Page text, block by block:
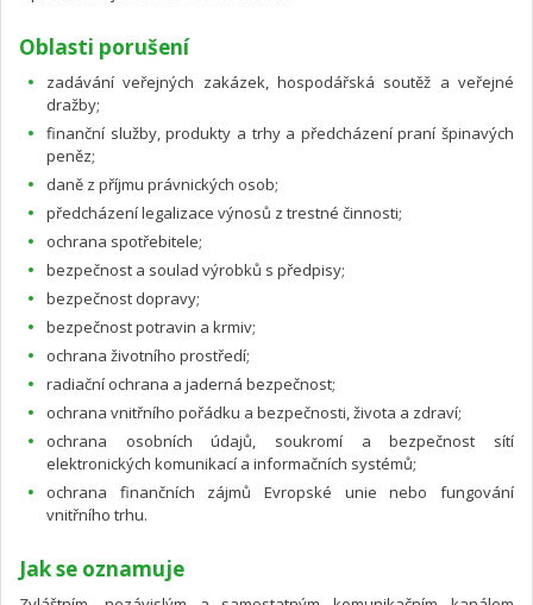
Oblasti porušení
zadávání veřejných zakázek, hospodářská soutěž a veřejné
dražby;
finanční služby, produkty a trhy a předcházení praní špinavých
peněz;
daně z příjmu právnických osob;
předcházení legalizace výnosů z trestné činnosti;
ochrana spotřebitele;
bezpečnost a soulad výrobků s předpisy;
bezpečnost dopravy;
bezpečnost potravin a krmiv;
ochrana životního prostředí;
radiační ochrana a jaderná bezpečnost;
ochrana vnitřního pořádku a bezpečnosti, života a zdraví;
ochrana osobních údajů, soukromí a bezpečnost sítí
elektronických komunikací a informačních systémů;
ochrana finančních zájmů Evropské unie nebo fungování
vnitřního trhu.
Jak se oznamuje